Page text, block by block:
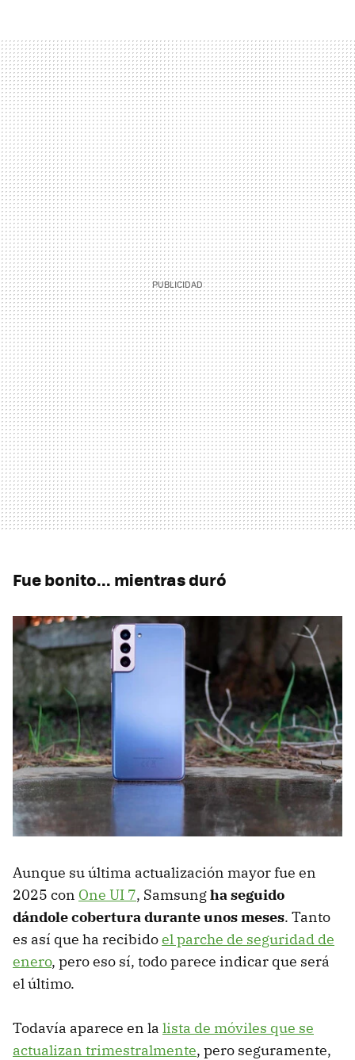
Fue bonito... mientras duró
Aunque su última actualización mayor fue en
2025 con One UI 7, Samsungha seguido
dándole cobertura durante unos meses. Tanto
es así que ha recibidoel parche de seguridad de
enero, pero eso sí, todo parece indicar que será
el último.
Todavía aparece en la lista de móviles que se
actualizan trimestralmente, pero seguramente,